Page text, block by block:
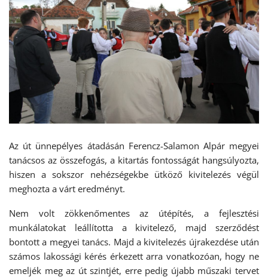
Az út ünnepélyes átadásán Ferencz-Salamon Alpár megyei
tanácsos az összefogás, a kitartás fontosságát hangsúlyozta,
hiszen a sokszor nehézségekbe ütköző kivitelezés végül
meghozta a várt eredményt.
Nem volt zökkenőmentes az útépítés, a fejlesztési
munkálatokat leállította a kivitelező, majd szerződést
bontott a megyei tanács. Majd a kivitelezés újrakezdése után
számos lakossági kérés érkezett arra vonatkozóan, hogy ne
emeljék meg az út szintjét, erre pedig újabb műszaki tervet